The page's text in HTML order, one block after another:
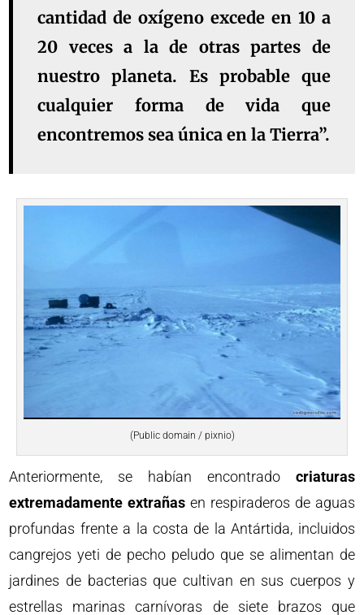
cantidad de oxígeno excede en 10 a
20 veces a la de otras partes de
nuestro planeta. Es probable que
cualquier forma de vida que
encontremos sea única en la Tierra”.
(Public domain / pixnio)
Anteriormente, se habían encontrado criaturas
extremadamente extrañas en respiraderos de aguas
profundas frente a la costa de la Antártida, incluidos
cangrejos yeti de pecho peludo que se alimentan de
jardines de bacterias que cultivan en sus cuerpos y
estrellas marinas carnívoras de siete brazos que